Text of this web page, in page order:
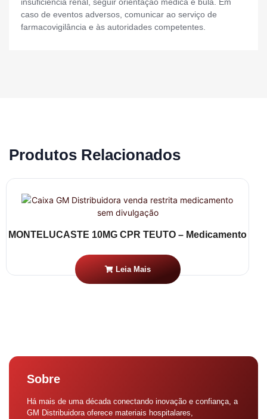
insuficiência renal, seguir orientação médica e bula. Em
caso de eventos adversos, comunicar ao serviço de
farmacovigilância e às autoridades competentes.
Produtos Relacionados
MONTELUCASTE 10MG CPR TEUTO – Medicamento
Leia Mais
Sobre
Há mais de uma década conectando inovação e confiança, a
GM Distribuidora oferece materiais hospitalares,